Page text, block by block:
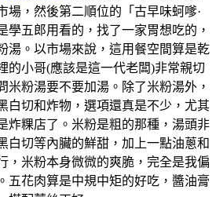
場，然後第二順位的「古早味蚵嗲·
學五郎用看的，找了一家胃想吃的，
湯。以市場來說，這用餐空間算是乾
的小哥(應該是這一代老闆)非常親切
米粉湯要不要加湯。除了米粉湯外，
白切和炸物，選項還真是不少，尤其
炸粿店了。米粉是粗的那種，湯頭非
白切等內臟的鮮甜，加上一點油蔥和
，米粉本身微微的爽脆，完全是我偏
五花肉算是中規中矩的好吃，醬油膏